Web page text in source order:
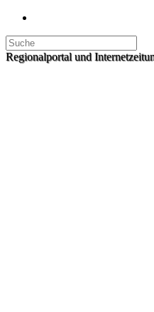
Regionalportal und